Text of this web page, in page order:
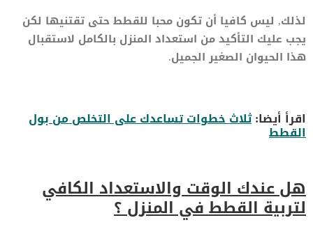
لذلك, ليس كافيا أن تكون محبا للقطط حتى تقتنيها لكن
يجب عليك التأكيد من استعداد المنزل بالكامل لاستقبال
هذا الحيوان الصغير الجميل.
اقرأ أيضا:ثلاث خطوات تساعدك على التخلص من بول
القطط
هل عندك الوقت والاستعداد الكافي
لتربية القطط في المنزل ؟